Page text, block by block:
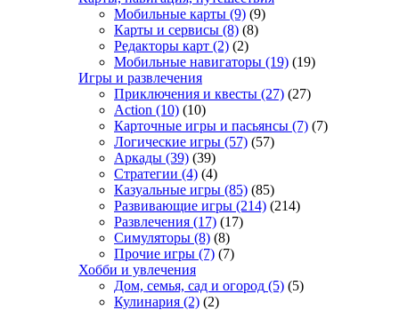
Мобильные карты (9) (9)
Карты и сервисы (8) (8)
Редакторы карт (2) (2)
Мобильные навигаторы (19) (19)
Игры и развлечения
Приключения и квесты (27) (27)
Action (10) (10)
Карточные игры и пасьянсы (7) (7)
Логические игры (57) (57)
Аркады (39) (39)
Стратегии (4) (4)
Казуальные игры (85) (85)
Развивающие игры (214) (214)
Развлечения (17) (17)
Симуляторы (8) (8)
Прочие игры (7) (7)
Хобби и увлечения
Дом, семья, сад и огород (5) (5)
Кулинария (2) (2)